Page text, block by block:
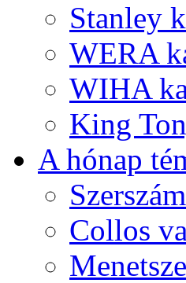
Stanley
WERA
WIHA
King
A hónap
Collos